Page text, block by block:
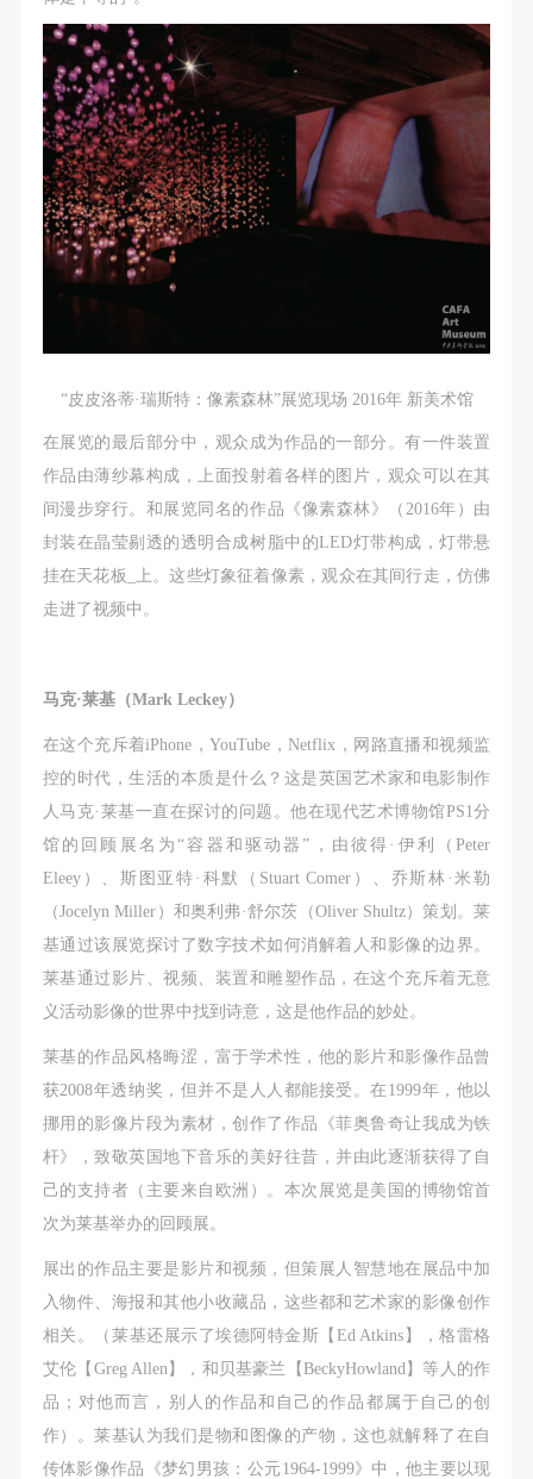
“皮皮洛蒂·瑞斯特：像素森林”展览现场 2016年 新美术馆
在展览的最后部分中，观众成为作品的一部分。有一件装置
作品由薄纱幕构成，上面投射着各样的图片，观众可以在其
间漫步穿行。和展览同名的作品《像素森林》（2016年）由
封装在晶莹剔透的透明合成树脂中的LED灯带构成，灯带悬
挂在天花板_上。这些灯象征着像素，观众在其间行走，仿佛
走进了视频中。
马克·莱基（Mark Leckey）
在这个充斥着iPhone，YouTube，Netflix，网路直播和视频监
控的时代，生活的本质是什么？这是英国艺术家和电影制作
人马克·莱基一直在探讨的问题。他在现代艺术博物馆PS1分
馆的回顾展名为“容器和驱动器”，由彼得·伊利（Peter
Eleey）、斯图亚特·科默（Stuart Comer）、乔斯林·米勒
（Jocelyn Miller）和奥利弗·舒尔茨（Oliver Shultz）策划。莱
基通过该展览探讨了数字技术如何消解着人和影像的边界。
莱基通过影片、视频、装置和雕塑作品，在这个充斥着无意
义活动影像的世界中找到诗意，这是他作品的妙处。
莱基的作品风格晦涩，富于学术性，他的影片和影像作品曾
获2008年透纳奖，但并不是人人都能接受。在1999年，他以
挪用的影像片段为素材，创作了作品《菲奥鲁奇让我成为铁
杆》，致敬英国地下音乐的美好往昔，并由此逐渐获得了自
己的支持者（主要来自欧洲）。本次展览是美国的博物馆首
次为莱基举办的回顾展。
展出的作品主要是影片和视频，但策展人智慧地在展品中加
入物件、海报和其他小收藏品，这些都和艺术家的影像创作
相关。（莱基还展示了埃德阿特金斯【Ed Atkins】，格雷格
艾伦【Greg Allen】，和贝基豪兰【BeckyHowland】等人的作
品；对他而言，别人的作品和自己的作品都属于自己的创
作）。莱基认为我们是物和图像的产物，这也就解释了在自
传体影像作品《梦幻男孩：公元1964-1999》中，他主要以现